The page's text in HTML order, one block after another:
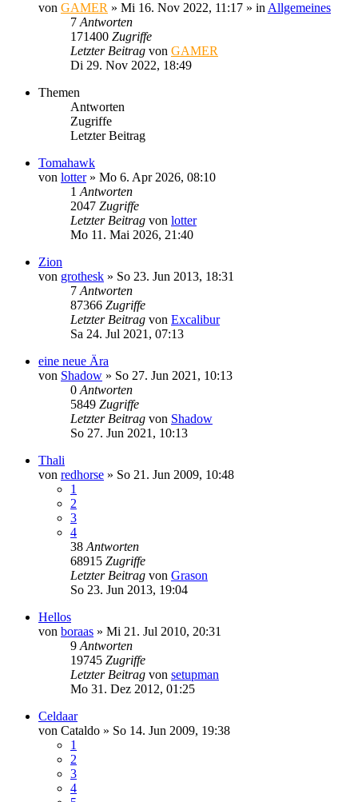
von GAMER » Mi 16. Nov 2022, 11:17 » in Allgemeines
7 Antworten
171400 Zugriffe
Letzter Beitrag von GAMER
Di 29. Nov 2022, 18:49
Themen
Antworten
Zugriffe
Letzter Beitrag
Tomahawk
von lotter» Mo 6. Apr 2026, 08:10
1 Antworten
2047 Zugriffe
Letzter Beitrag von lotter
Mo 11. Mai 2026, 21:40
Zion
von grothesk » So 23. Jun 2013, 18:31
7 Antworten
87366 Zugriffe
Letzter Beitrag von Excalibur
Sa 24. Jul 2021, 07:13
eine neue Ära
von Shadow » So 27. Jun 2021, 10:13
0 Antworten
5849 Zugriffe
Letzter Beitrag von Shadow
So 27. Jun 2021, 10:13
Thali
von redhorse » So 21. Jun 2009, 10:48
1
2
3
4
38 Antworten
68915 Zugriffe
Letzter Beitrag von Grason
So 23. Jun 2013, 19:04
Hellos
von boraas » Mi 21. Jul 2010, 20:31
9 Antworten
19745 Zugriffe
Letzter Beitrag von setupman
Mo 31. Dez 2012, 01:25
Celdaar
von Cataldo » So 14. Jun 2009, 19:38
1
2
3
4